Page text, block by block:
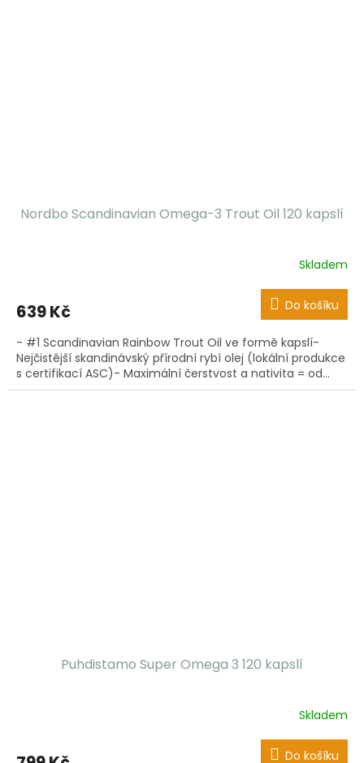
Nordbo Scandinavian Omega-3 Trout Oil 120 kapslí
Skladem
639 Kč Do košíku
- #1 Scandinavian Rainbow Trout Oil ve formě kapslí-
Nejčistější skandinávský přírodní rybí olej (lokální produkce
s certifikací ASC)- Maximální čerstvost a nativita = od...
Puhdistamo Super Omega 3 120 kapslí
Skladem
Do košíku